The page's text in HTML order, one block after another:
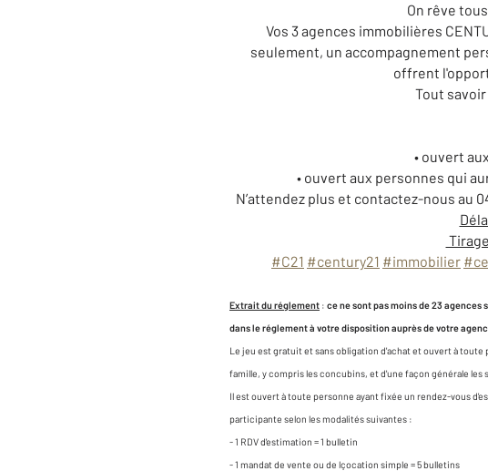
On rêve
Vos 3 agences immobilières
seulement, un accompagnement
offrent
Tout
• ouvert
• ouvert aux personnes qui
N’attendez plus et contactez-nous au
#C21 #century21 #immobilier
Extrait du réglement : ce ne sont pas moins de 23
dans le réglement à votre disposition auprès de votre
Le jeu est gratuit et sans obligation d'achat et ouvert à
famille, y compris les concubins, et d'une façon générale
Il est ouvert à toute personne ayant fixée un rendez-vous
participante selon les modalités suivantes :
- 1 RDV d'estimation = 1 bulletin
- 1 mandat de vente ou de lçocation simple = 5 bulletins